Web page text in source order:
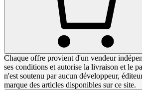
Chaque offre provient d'un vendeur
ses conditions et autorise la livraison et le
n'est soutenu par aucun développeur,
marque des articles disponibles sur ce site.